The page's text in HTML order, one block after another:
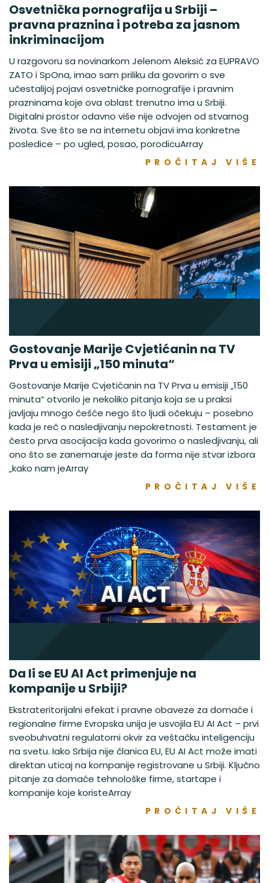
Osvetnička pornografija u Srbiji –
pravna praznina i potreba za jasnom
inkriminacijom
U razgovoru sa novinarkom Jelenom Aleksić za EUPRAVO
ZATO i SpOna, imao sam priliku da govorim o sve
učestalijoj pojavi osvetničke pornografije i pravnim
prazninama koje ova oblast trenutno ima u Srbiji.
Digitalni prostor odavno više nije odvojen od stvarnog
života. Sve što se na internetu objavi ima konkretne
posledice – po ugled, posao, porodicuArray
PROČITAJ VIŠE
Gostovanje Marije Cvjetićanin na TV
Prva u emisiji „150 minuta“
Gostovanje Marije Cvjetićanin na TV Prva u emisiji „150
minuta“ otvorilo je nekoliko pitanja koja se u praksi
javljaju mnogo češće nego što ljudi očekuju – posebno
kada je reč o nasledjivanju nepokretnosti. Testament je
često prva asocijacija kada govorimo o nasledjivanju, ali
ono što se zanemaruje jeste da forma nije stvar izbora
„kako nam jeArray
PROČITAJ VIŠE
Da li se EU AI Act primenjuje na
kompanije u Srbiji?
Ekstrateritorijalni efekat i pravne obaveze za domaće i
regionalne firme Evropska unija je usvojila EU AI Act – prvi
sveobuhvatni regulatorni okvir za veštačku inteligenciju
na svetu. Iako Srbija nije članica EU, EU AI Act može imati
direktan uticaj na kompanije registrovane u Srbiji. Ključno
pitanje za domaće tehnološke firme, startape i
kompanije koje koristeArray
PROČITAJ VIŠE